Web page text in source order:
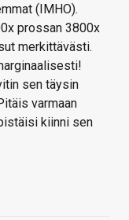
(IMHO).
prossan 3800x
merkittävästi.
sen täysin
varmaan
kiinni sen